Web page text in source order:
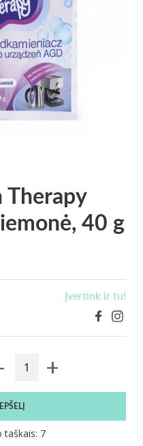
Therapy
40 g
Įvertink ir tu!
+
taškais: 7